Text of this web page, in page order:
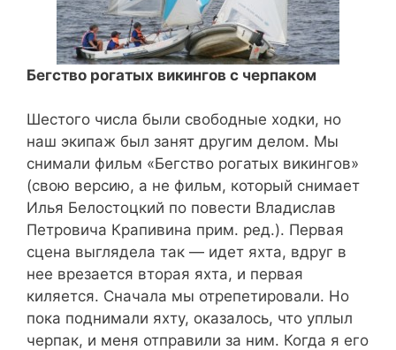
Бегство рогатых викингов с черпаком
Шестого числа были свободные ходки, но
наш экипаж был занят другим делом. Мы
снимали фильм «Бегство рогатых викингов»
(свою версию, а не фильм, который снимает
Илья Белостоцкий по повести Владислав
Петровича Крапивина прим. ред.). Первая
сцена выглядела так — идет яхта, вдруг в
нее врезается вторая яхта, и первая
киляется. Сначала мы отрепетировали. Но
пока поднимали яхту, оказалось, что уплыл
черпак, и меня отправили за ним. Когда я его